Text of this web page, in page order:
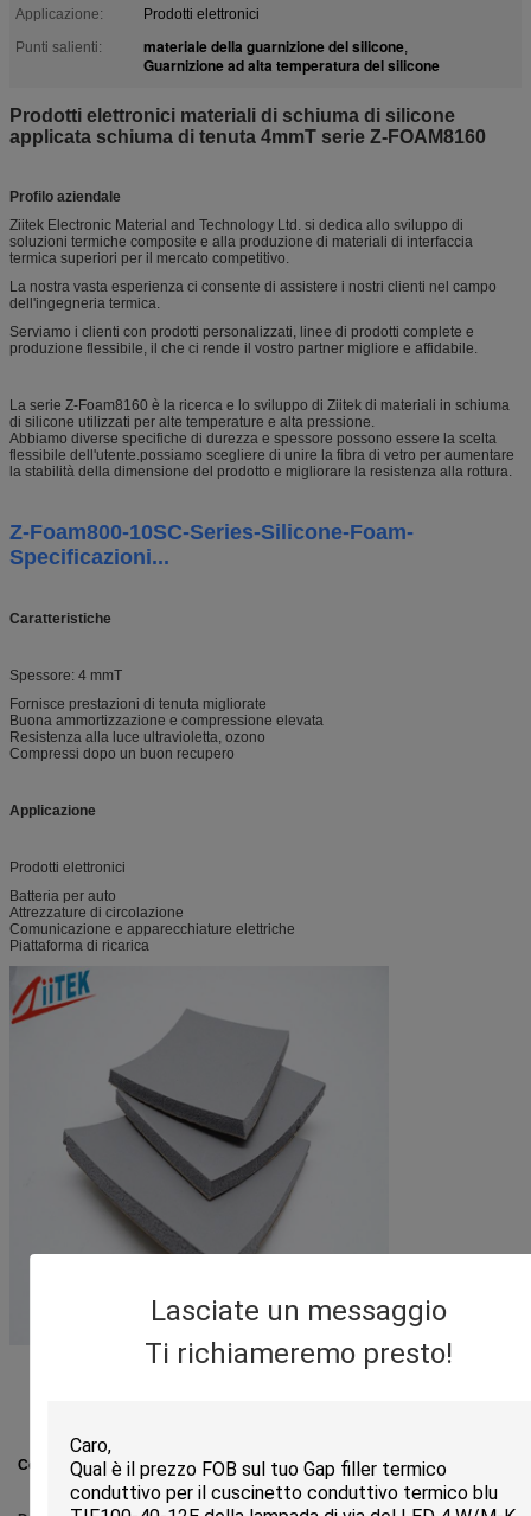
Lasciate un messaggio
Ti richiameremo presto!
Applicazione:
Prodotti elettronici
Punti salienti:
materiale della guarnizione del silicone,
Guarnizione ad alta temperatura del silicone
Prodotti elettronici materiali di schiuma di silicone
applicata schiuma di tenuta 4mmT serie Z-FOAM8160
Profilo aziendale
Ziitek Electronic Material and Technology Ltd. si dedica allo sviluppo di
soluzioni termiche composite e alla produzione di materiali di interfaccia
termica superiori per il mercato competitivo.
La nostra vasta esperienza ci consente di assistere i nostri clienti nel campo
dell'ingegneria termica.
Serviamo i clienti con prodotti personalizzati, linee di prodotti complete e
produzione flessibile, il che ci rende il vostro partner migliore e affidabile.
La serie Z-Foam8160 è la ricerca e lo sviluppo di Ziitek di materiali in schiuma
di silicone utilizzati per alte temperature e alta pressione.
Abbiamo diverse specifiche di durezza e spessore possono essere la scelta
flessibile dell'utente.possiamo scegliere di unire la fibra di vetro per aumentare
la stabilità della dimensione del prodotto e migliorare la resistenza alla rottura.
Z-Foam800-10SC-Series-Silicone-Foam-
Specificazioni...
Caratteristiche
Spessore: 4 mmT
Fornisce prestazioni di tenuta migliorate
Buona ammortizzazione e compressione elevata
Resistenza alla luce ultravioletta, ozono
Compressi dopo un buon recupero
Applicazione
Prodotti elettronici
Batteria per auto
Attrezzature di circolazione
Comunicazione e apparecchiature elettriche
Piattaforma di ricarica
Colore Grigio Visuale
Resistenza alla
trazione